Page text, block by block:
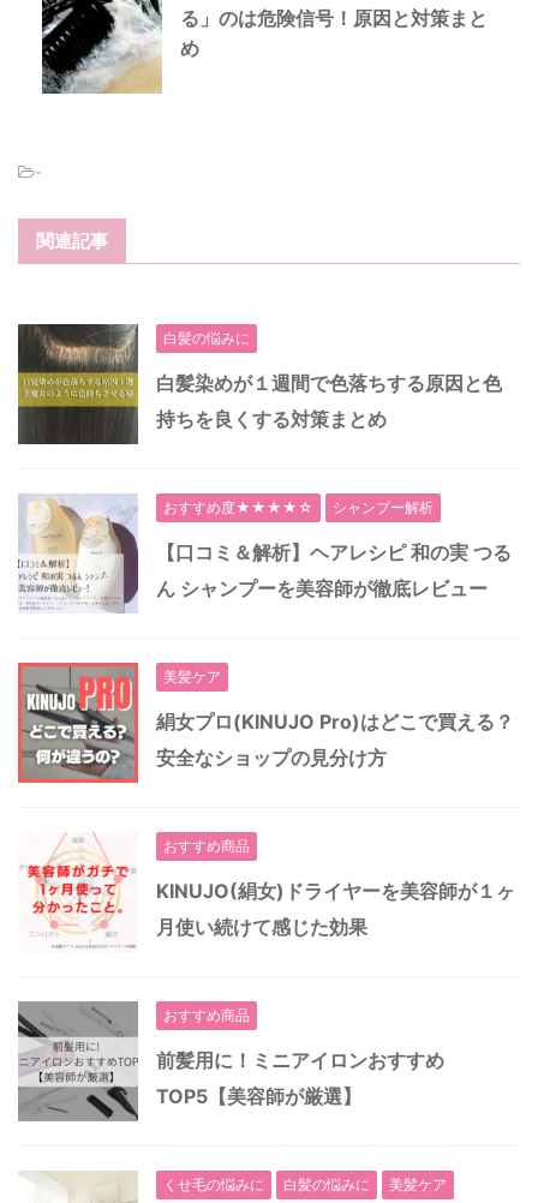
る」のは危険信号！原因と対策まと
め
-
関連記事
白髪の悩みに
白髪染めが１週間で色落ちする原因と色
持ちを良くする対策まとめ
おすすめ度★★★★☆ シャンプー解析
【口コミ＆解析】ヘアレシピ 和の実 つる
ん シャンプーを美容師が徹底レビュー
美髪ケア
絹女プロ(KINUJO Pro)はどこで買える？
安全なショップの見分け方
おすすめ商品
KINUJO(絹女)ドライヤーを美容師が１ヶ
月使い続けて感じた効果
おすすめ商品
前髪用に！ミニアイロンおすすめ
TOP5【美容師が厳選】
くせ毛の悩みに 白髪の悩みに 美髪ケア